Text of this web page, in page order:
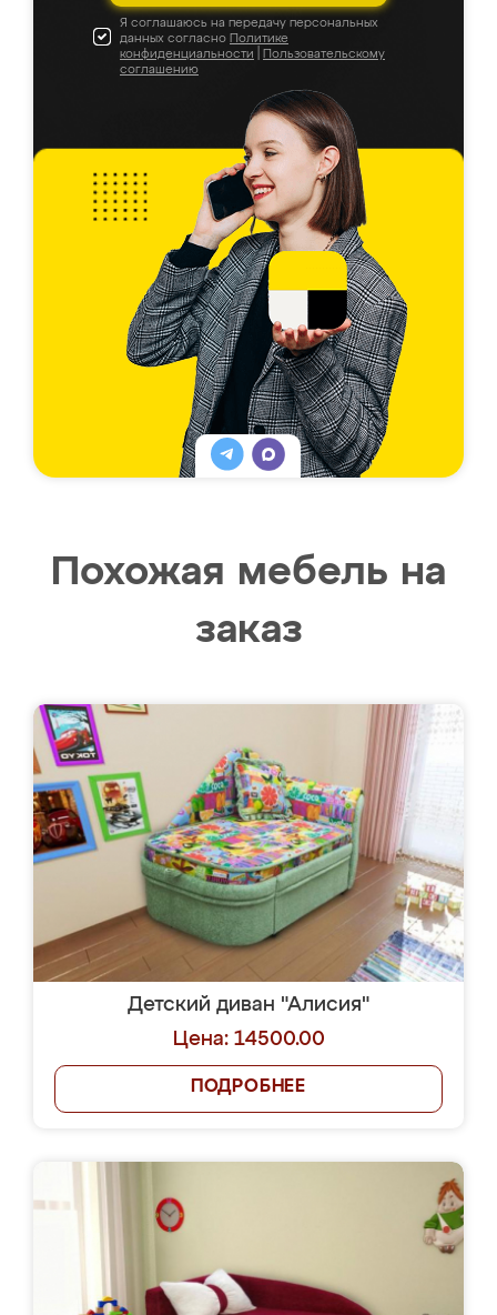
Я соглашаюсь на передачу персональных
данных согласно Политике
конфиденциальности
Пользовательскому
соглашению
Похожая мебель на
заказ
Детский диван "Алисия"
Цена: 14500.00
ПОДРОБНЕЕ